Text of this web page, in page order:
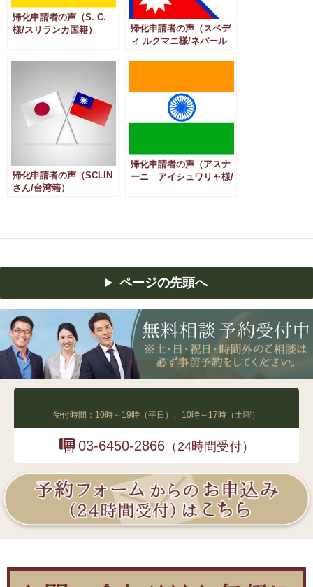
帰化申請者の声（S. C.
様/スリランカ国籍）
帰化申請者の声（スベデ
ィ ルクマニ様/ネパール
帰化申請者の声（SCLIN
さん/台湾籍）
帰化申請者の声（アスナ
ーニ アイシュワリャ様/
ページの先頭へ
受付時間：10時～19時（平日）、10時～17時（土曜）
03-6450-2866（24時間受付）